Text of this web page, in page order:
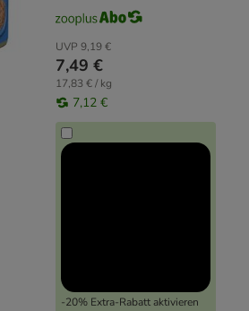
UVP 9,19 €
7,49 €
17,83 € / kg
7,12 €
-20% Extra-Rabatt aktivieren